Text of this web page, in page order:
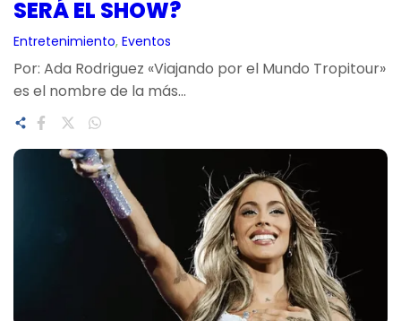
SERÁ EL SHOW?
Entretenimiento, Eventos
Por: Ada Rodriguez «Viajando por el Mundo Tropitour»
es el nombre de la más…